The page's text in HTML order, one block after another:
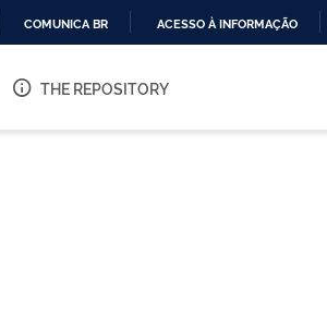
O
COMUNICA BR ACESSO À INFORMAÇÃO
THE REPOSITORY